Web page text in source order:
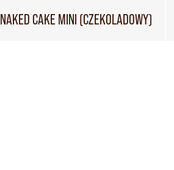
NAKED CAKE MINI (CZEKOLADOWY)